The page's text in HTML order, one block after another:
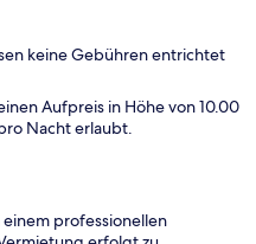
keine Gebühren entrichtet
Aufpreis in Höhe von 10.00
Nacht erlaubt.
professionellen